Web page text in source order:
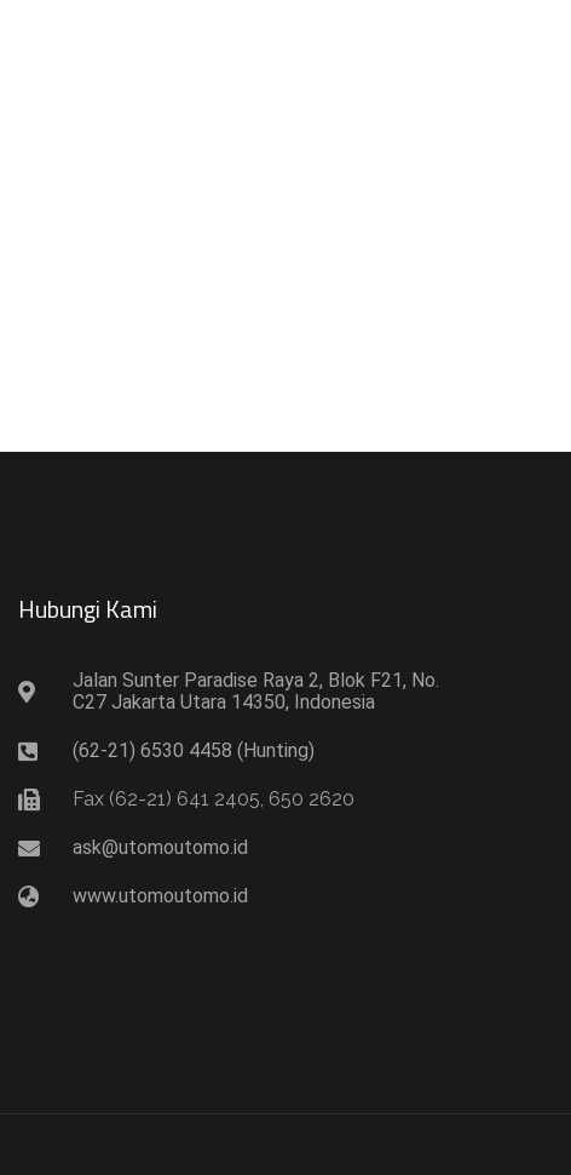
Hubungi Kami​
Jalan Sunter Paradise Raya 2, Blok F21, No.
C27 Jakarta Utara 14350, Indonesia
(62-21) 6530 4458 (Hunting)
Fax (62-21) 641 2405, 650 2620
ask@utomoutomo.id
www.utomoutomo.id